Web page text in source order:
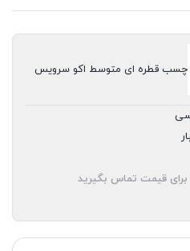
چسب قطره ای متوسط اکو سرویس
برای قیمت تماس بگیرید